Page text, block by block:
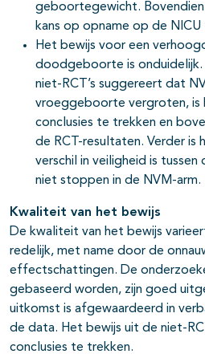
geboortegewicht.
kans op opname op de NICU
Het bewijs voor een
doodgeboorte is
niet-RCT’s suggereert dat
vroeggeboorte vergroten, is
conclusies te trekken en
de RCT-resultaten. Verder is
verschil in veiligheid is tussen
niet stoppen in de NVM-arm.
Kwaliteit van het bewijs
De kwaliteit van het bewijs
redelijk, met name door de
effectschattingen. De
gebaseerd worden, zijn goed
uitkomst is afgewaardeerd in
de data. Het bewijs uit de niet-
conclusies te trekken.